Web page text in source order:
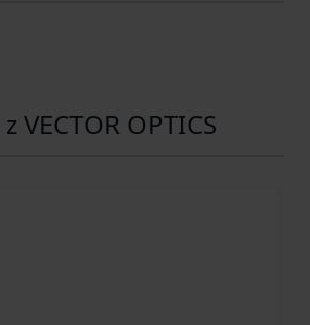
VECTOR OPTICS